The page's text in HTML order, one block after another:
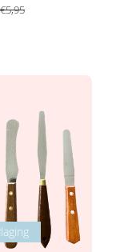
€5,95